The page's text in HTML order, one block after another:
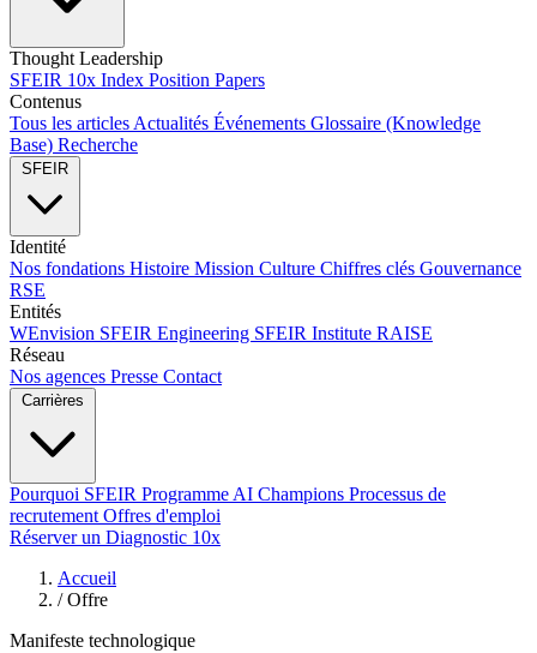
Thought Leadership
SFEIR 10x Index Position Papers
Contenus
Tous les articles Actualités Événements Glossaire (Knowledge
Base) Recherche
SFEIR
Identité
Nos fondations Histoire Mission Culture Chiffres clés Gouvernance
RSE
Entités
WEnvision SFEIR Engineering SFEIR Institute RAISE
Réseau
Nos agences Presse Contact
Carrières
Pourquoi SFEIR Programme AI Champions Processus de
recrutement Offres d'emploi
Réserver un Diagnostic 10x
Accueil
/ Offre
Manifeste technologique